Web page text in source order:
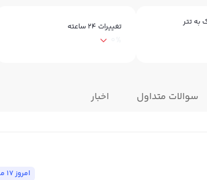
به تتر تغییرات ۲۴ ساعته
سوالات متداول اخبار
امروز ١٧ مرداد ١٤٠٥